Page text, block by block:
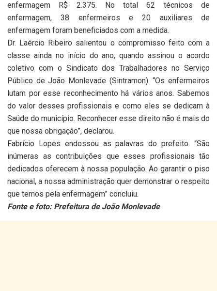
enfermagem R$ 2.375. No total 62 técnicos de
enfermagem, 38 enfermeiros e 20 auxiliares de
enfermagem foram beneficiados com a medida.
Dr. Laércio Ribeiro salientou o compromisso feito com a
classe ainda no início do ano, quando assinou o acordo
coletivo com o Sindicato dos Trabalhadores no Serviço
Público de João Monlevade (Sintramon). “Os enfermeiros
lutam por esse reconhecimento há vários anos. Sabemos
do valor desses profissionais e como eles se dedicam à
Saúde do município. Reconhecer esse direito não é mais do
que nossa obrigação”, declarou.
Fabrício Lopes endossou as palavras do prefeito. “São
inúmeras as contribuições que esses profissionais tão
dedicados oferecem à nossa população. Ao garantir o piso
nacional, a nossa administração quer demonstrar o respeito
que temos pela enfermagem” concluiu.
Fonte e foto: Prefeitura de João Monlevade